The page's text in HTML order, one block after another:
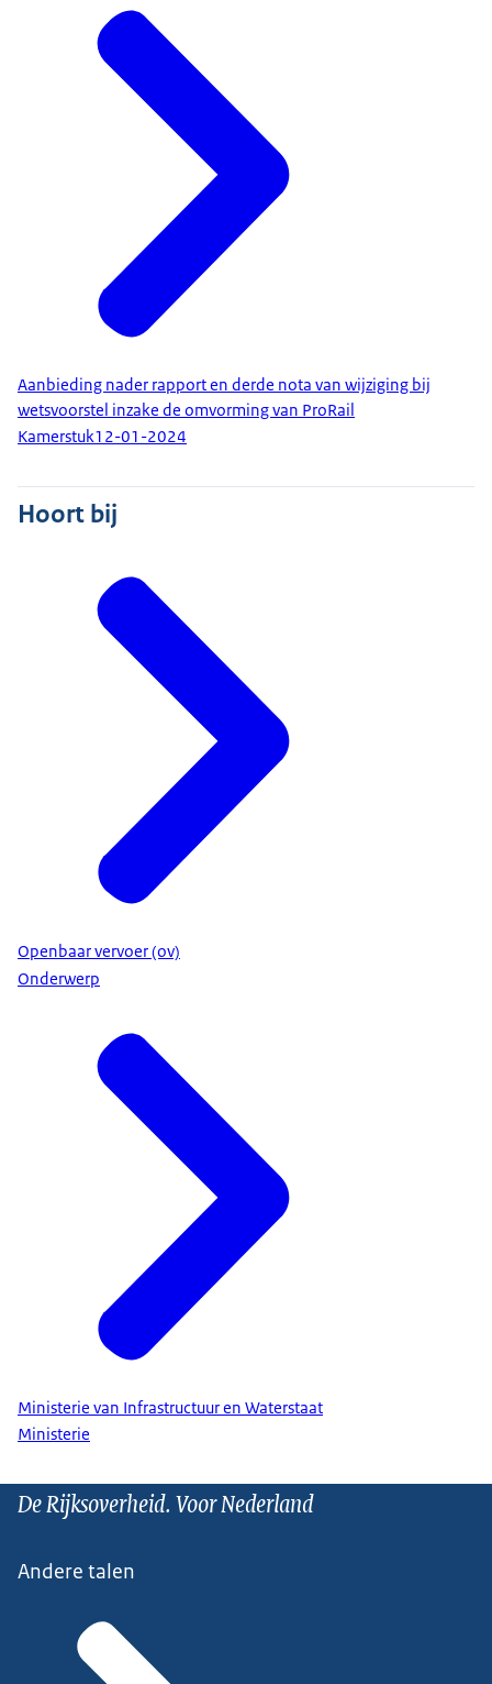
Aanbieding nader rapport en derde nota van wijziging bij
wetsvoorstel inzake de omvorming van ProRail
Kamerstuk12-01-2024
Hoort bij
Openbaar vervoer (ov)
Onderwerp
Ministerie van Infrastructuur en Waterstaat
Ministerie
De Rijksoverheid. Voor Nederland
Andere talen